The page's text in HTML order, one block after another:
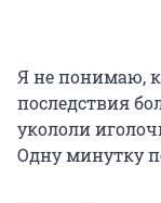
Я не понимаю,
последствия
укололи
Одну минутку